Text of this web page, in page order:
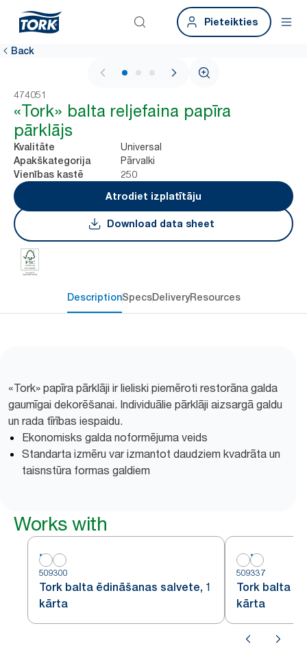
Pieteikties
Back
1 / 3
474051
«Tork» balta reljefaina papīra
pārklājs
Kvalitāte Universal
Apakškategorija Pārvalki
Vienības kastē
250
Atrodiet izplatītāju
Download data sheet
DescriptionSpecsDeliveryResources
«Tork» papīra pārklāji ir lieliski piemēroti restorāna galda
gaumīgai dekorēšanai. Individuālie pārklāji aizsargā galdu
un rada tīrības iespaidu.
Ekonomisks galda noformējuma veids
Standarta izmēru var izmantot daudziem kvadrāta un
taisnstūra formas galdiem
Works with
509300
Tork balta ēdināšanas salvete, 1
kārta
509337
Tork balta
kārta